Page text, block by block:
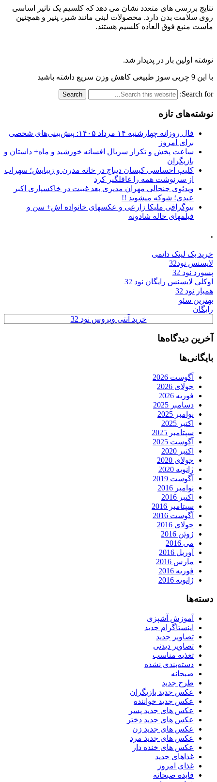
نتایج بررسی‌ های متعدد نشان می ‌دهد که کلسیم یک تاثیر اساسی
روی سلامت بدن دارد. محصولات لبنی مانند شیر، پنیر و همچنین
ماست منبع فوق ‌العاده‌ کلسیم هستند.
نوشته اولین بار در پدیدار شد.
با این 9 چربی سوز طبیعی کاهش وزن سریع داشته باشید
Search for:
نوشته‌های تازه
فال روزانه چهارشنبه ۱۴ مرداد ۱۴۰۵: پیش‌بینی‌های شخصی
برای امروز
ساعت پخش و تکرار سریال افسانه خورشید و ماه+ داستان و
بازیگران
کلیپ احساسی کیسان دیباج در خانه مدرن و زیبایش؛ سهراب
از سرنوشت همه را غافلگیر کرد
ویدئوی جنجالی مهران مدیری بعد غیبت در خاکسپاری اکبر
عبدی؛ شوکه میشوید !!
بیوگرافی ملیکا زارعی و عکسهای خانواده اش+ سن و
فیلمهای خاله شادونه
.
خرید بک لینک دائمی
لایسنس نود32
پسورد نود 32
اوکلی لایسنس رایگان نود 32
همیار نود 32
بهترین سئو
رایگان
خرید آنتی ویروس نود 32
آخرین دیدگاه‌ها
بایگانی‌ها
آگوست 2026
جولای 2026
فوریه 2026
دسامبر 2025
نوامبر 2025
اکتبر 2025
سپتامبر 2025
آگوست 2025
اکتبر 2020
جولای 2020
ژانویه 2020
آگوست 2019
نوامبر 2016
اکتبر 2016
سپتامبر 2016
آگوست 2016
جولای 2016
ژوئن 2016
می 2016
آوریل 2016
مارس 2016
فوریه 2016
ژانویه 2016
دسته‌ها
آموزش آشپزی
اینستاگرام جدید
تصاویر جدید
تصاویر دیدنی
تغذیه مناسب
دسته‌بندی نشده
صبحانه
طرح جدید
عکس جدید بازیگران
عکس جدید خواننده
عکس های جدید پسر
عکس های جدید دختر
عکس های جدید زن
عکس های جدید مرد
عکس های خنده دار
غذاهای جدید
غذای امروز
فایده صبحانه